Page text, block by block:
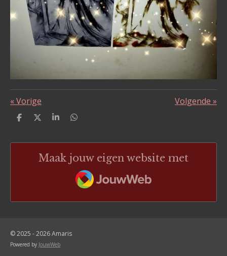
«Vorige Volgende »
D
e
D
l
S
r
D
e
Maak jouw eigen website met
JouwWeb
© 2025 - 2026 Amaris
Powered by JouwWeb